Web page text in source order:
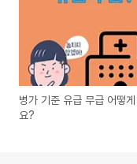
병가 기준 유급 무급 어떻
요?